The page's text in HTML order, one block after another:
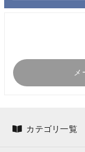
メ
カテゴリ一覧